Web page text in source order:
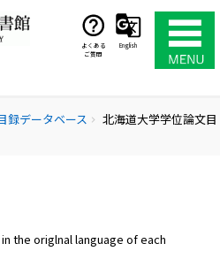
よくある
ご質問
English
録データベース chevron_right
北海道大学学位論文目
the origlnal language of each